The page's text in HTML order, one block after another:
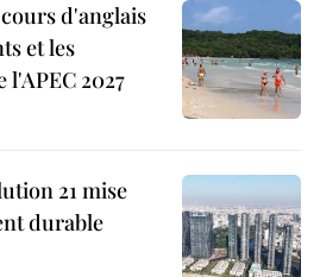
d'anglais
et les
2027
21 mise
durable